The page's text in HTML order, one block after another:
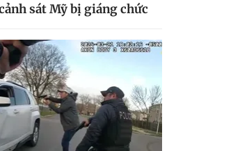
sát Mỹ bị giáng chức